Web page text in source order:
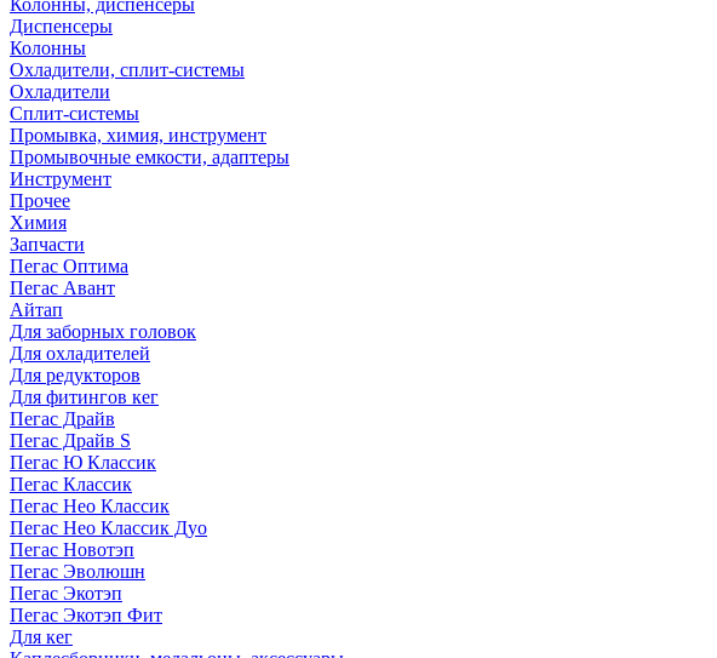
Колонны, диспенсеры
Диспенсеры
Колонны
Охладители, сплит-системы
Охладители
Сплит-системы
Промывка, химия, инструмент
Промывочные емкости, адаптеры
Инструмент
Прочее
Химия
Запчасти
Пегас Оптима
Пегас Авант
Айтап
Для заборных головок
Для охладителей
Для редукторов
Для фитингов кег
Пегас Драйв
Пегас Драйв S
Пегас Ю Классик
Пегас Классик
Пегас Нео Классик
Пегас Нео Классик Дуо
Пегас Новотэп
Пегас Эволюшн
Пегас Экотэп
Пегас Экотэп Фит
Для кег